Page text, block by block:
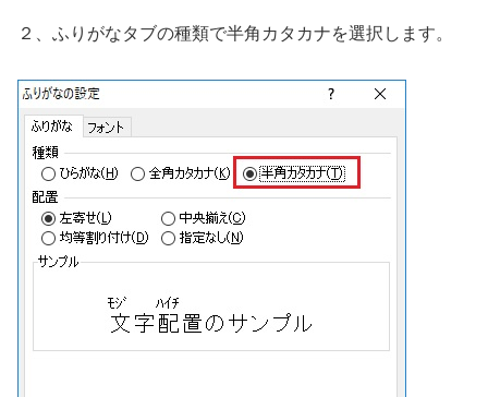
２、ふりがなタブの種類で半角カタカナを選択します。